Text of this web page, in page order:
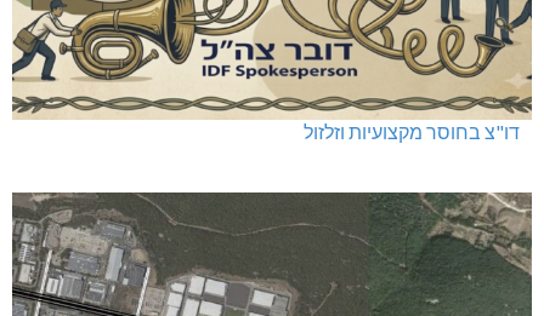
דו"צ בחוסר מקצועיות וזלזול